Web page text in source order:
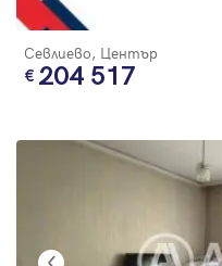
Севлиево, Център
204 517